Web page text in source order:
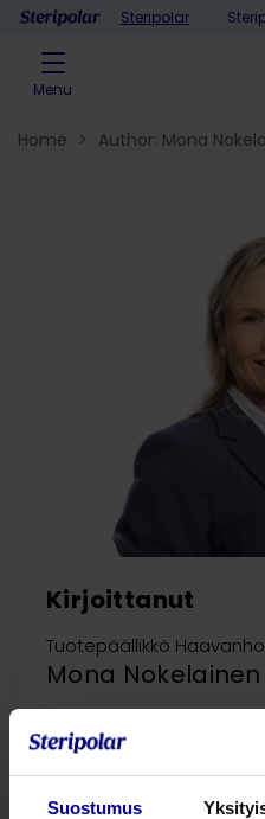
Suostumus
Skip to contentSteripolar
Menu
Home > Author: Mona
Kirjoittanut
Tuotepäällikkö
Mona Nokelainen
haavanhoidon
kokemus
yrityksissä sekä